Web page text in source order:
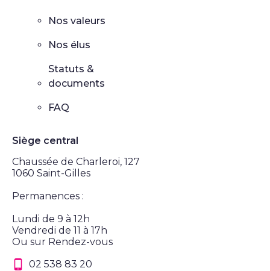
Nos valeurs
Nos élus
Statuts &
documents
FAQ
Siège central
Chaussée de Charleroi, 127
1060 Saint-Gilles
Permanences :
Lundi de 9 à 12h
Vendredi de 11 à 17h
Ou sur Rendez-vous
02 538 83 20